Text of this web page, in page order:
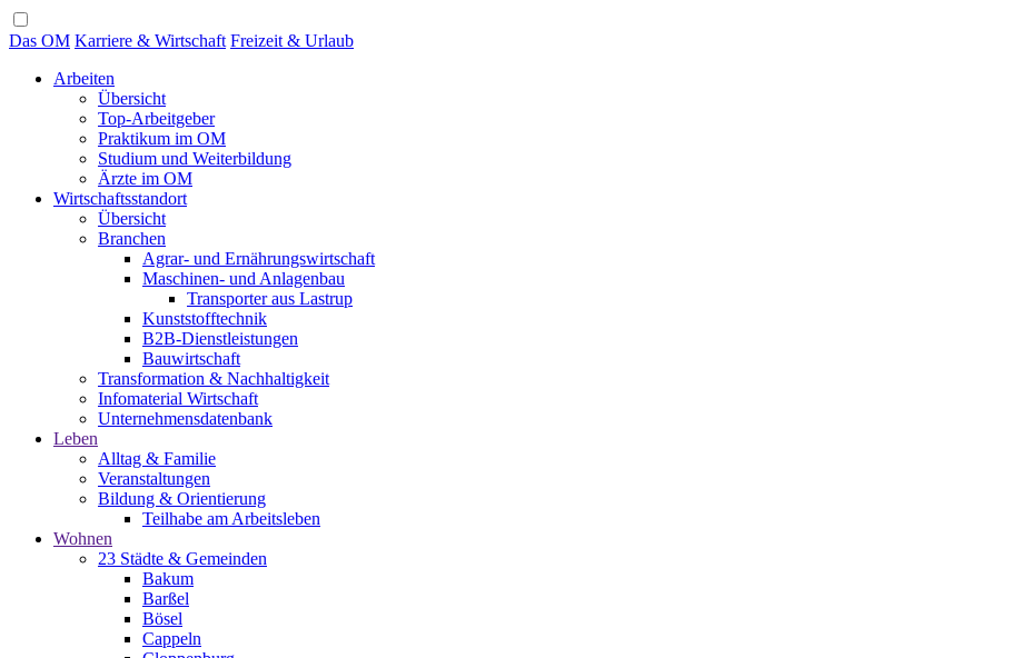
Das OM Karriere & Wirtschaft Freizeit & Urlaub
Arbeiten
Übersicht
Top-Arbeitgeber
Praktikum im OM
Studium und Weiterbildung
Ärzte im OM
Wirtschaftsstandort
Übersicht
Branchen
Agrar- und Ernährungswirtschaft
Maschinen- und Anlagenbau
Transporter aus Lastrup
Kunststofftechnik
B2B-Dienstleistungen
Bauwirtschaft
Transformation & Nachhaltigkeit
Infomaterial Wirtschaft
Unternehmensdatenbank
Leben
Alltag & Familie
Veranstaltungen
Bildung & Orientierung
Teilhabe am Arbeitsleben
Wohnen
23 Städte & Gemeinden
Bakum
Barßel
Bösel
Cappeln